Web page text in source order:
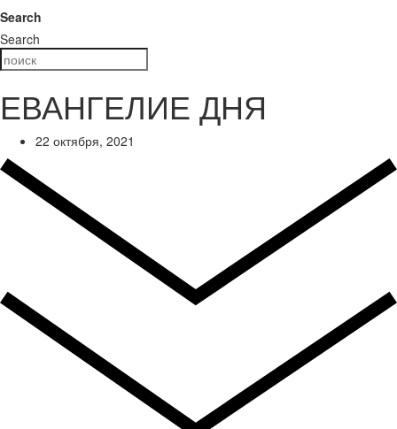
Search
Search
ЕВАНГЕЛИЕ ДНЯ
22 октября, 2021